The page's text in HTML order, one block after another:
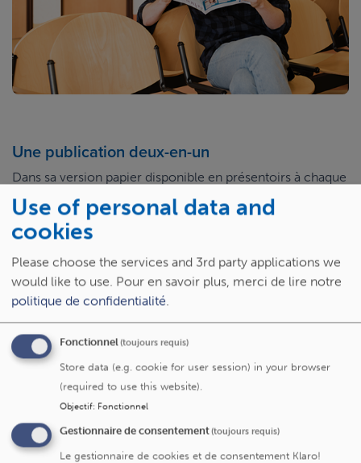
Une publication deux-en-un
Dans sa version papier disponible en présentoirs à chaque
étage des Cliniques universitaires Saint-Luc, Saint-Luc
Mag est adossé auxEchos de la Fondation Saint-Luc
magazine revient sur les projets menés à Saint-Luc grâce
à la Fondation Saint-Luc et ses donateurs.
Le dénominateur commun des deux publications ? Mettre
en avant le travail de nos équipes et de professionnels,
l’excellence de notre médecine, l’humanité de nos soins.
Saint-Luc Mag n°15 ( novembre 2025 )
Saint-Luc Mag n°14 ( juin 2025 )
Saint-Luc Mag n°13 ( décembre 2024 )
Saint-Luc Mag n°12
( juillet 2024 )
Use of personal data and
cookies
Please choose the services and 3rd party applications we
would like to use. Pour en savoir plus, merci de lire notre
politique de confidentialité.
Fonctionnel(toujours requis)
Store data (e.g. cookie for user session) in your browser
(required to use this website).
Objectif: Fonctionnel
Gestionnaire de consentement(toujours requis)
Le gestionnaire de cookies et de consentement Klaro!